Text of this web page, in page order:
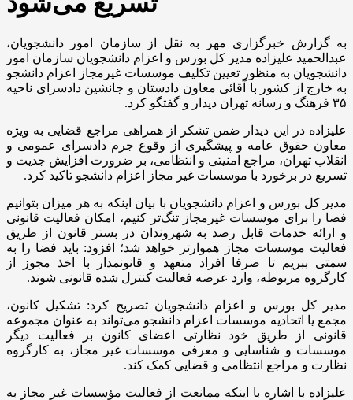
به گزارش خبرگزاری مهر به نقل از سازمان امور دانشجویان،
عبدالحمید علیزاده مدیر کل بورس و اعزام دانشجویان سازمان امور
دانشجویان به منظور تعیین تکلیف موسسات غیرمجاز اعزام دانشجو
به خارج از کشور با آقائی معاون دادستان و جانشین دادسرای ناحیه
۳۵ فرهنگ و رسانه تهران دیدار و گفتگو کرد.
علیزاده در این دیدار ضمن تشکر از همراهی مراجع قضایی به ویژه
معاون حقوق عامه و پیشگیری از وقوع جرم دادسرای عمومی و
انقلاب تهران، مراجع امنیتی و انتظامی، بر ضرورت افزایش جدیت و
تسریع در برخورد با موسسات غیر مجاز اعزام دانشجو تاکید کرد.
مدیر کل بورس و اعزام دانشجویان با بیان اینکه به هر میزان بتوانیم
فضا را برای موسسات غیرمجاز تنگ‌تر کنیم، امکان فعالیت قانونی
و ارائه خدمات قابل رصد به شهروندان در بستر قانون از طریق
فعالیت موسسات مجاز هموارتر خواهد شد؛ افزود: باید فضا را به
سمتی ببریم تا صرفا افراد متعهد و قانونمدار با اخذ مجوز از
کارگروه مربوطه، وارد عرصه فعالیت کنترل شده قانونی شوند.
مدیر کل بورس و اعزام دانشجویان تصریح کرد: تشکیل کانون،
مجمع یا اتحادیه موسسات اعزام دانشجو می‌تواند به عنوان مجموعه
قانونی از طریق خود نظارتی اعضای کانون بر فعالیت دیگر
موسسات و شناسایی و معرفی موسسات غیر مجاز، به کارگروه
نظارت و مراجع انتظامی و قضایی کمک کند.
علیزاده با اشاره با اینکه ممانعت از فعالیت مؤسسات غیر مجاز به